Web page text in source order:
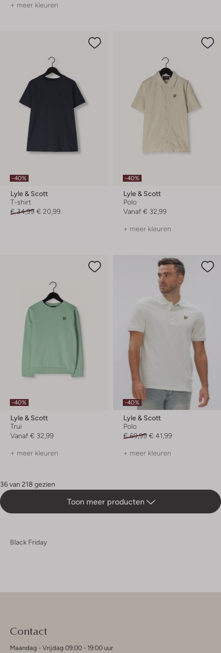
+ meer kleuren
-40%
Lyle & Scott
T-shirt
€ 34,99 € 20,99
-40%
Lyle & Scott
Polo
Vanaf € 32,99
+ meer kleuren
-40%
Lyle & Scott
Trui
Vanaf € 32,99
+ meer kleuren
-40%
Lyle & Scott
Polo
€ 69,99 € 41,99
+ meer kleuren
36 van 218 gezien
Toon meer producten
Black Friday
Contact
Maandag - Vrijdag 09:00 - 19:00 uur